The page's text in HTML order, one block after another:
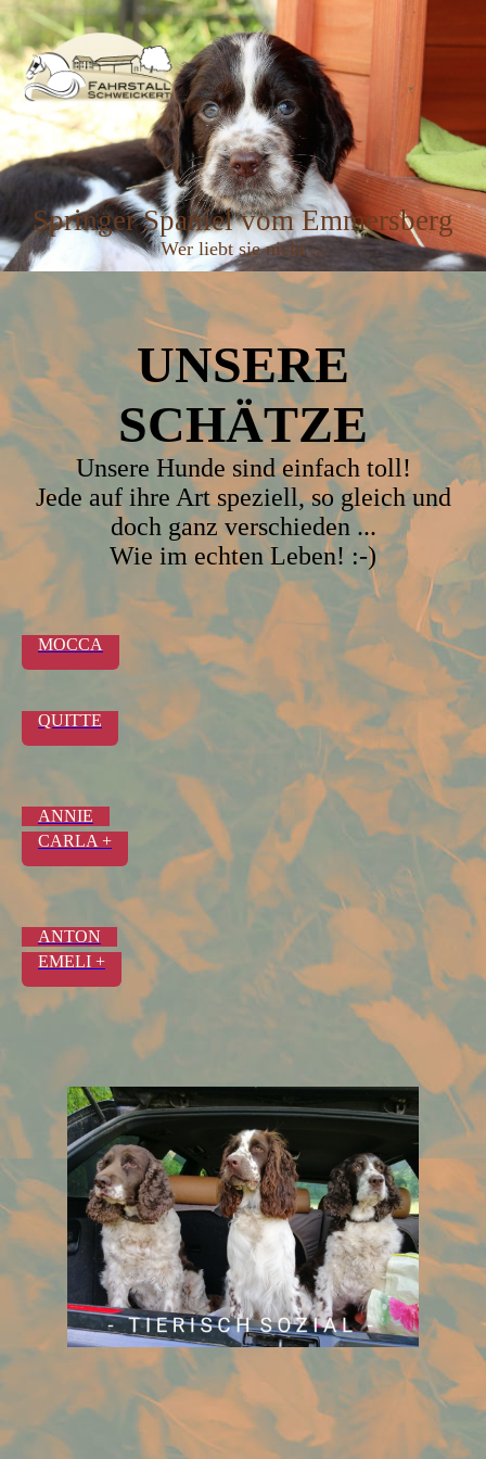
Springer Spaniel vom Emmersberg
Wer liebt sie nicht ...
UNSERE
SCHÄTZE
Unsere Hunde sind einfach toll!
Jede auf ihre Art speziell, so gleich und
doch ganz verschieden ...
Wie im echten Leben! :-)
MOCCA
QUITTE
ANNIE
CARLA +
ANTON
EMELI +